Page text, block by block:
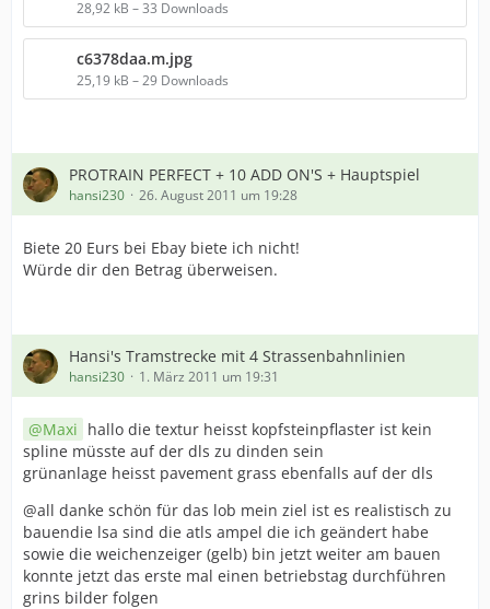
28,92 kB – 33 Downloads
c6378daa.m.jpg
25,19 kB – 29 Downloads
PROTRAIN PERFECT + 10 ADD ON'S + Hauptspiel
hansi230 26. August 2011 um 19:28
Biete 20 Eurs bei Ebay biete ich nicht!
Würde dir den Betrag überweisen.
Hansi's Tramstrecke mit 4 Strassenbahnlinien
hansi230 1. März 2011 um 19:31
Maxi hallo die textur heisst kopfsteinpflaster ist kein
spline müsste auf der dls zu dinden sein
grünanlage heisst pavement grass ebenfalls auf der dls
@all danke schön für das lob mein ziel ist es realistisch zu
bauendie lsa sind die atls ampel die ich geändert habe
sowie die weichenzeiger (gelb) bin jetzt weiter am bauen
konnte jetzt das erste mal einen betriebstag durchführen
grins bilder folgen